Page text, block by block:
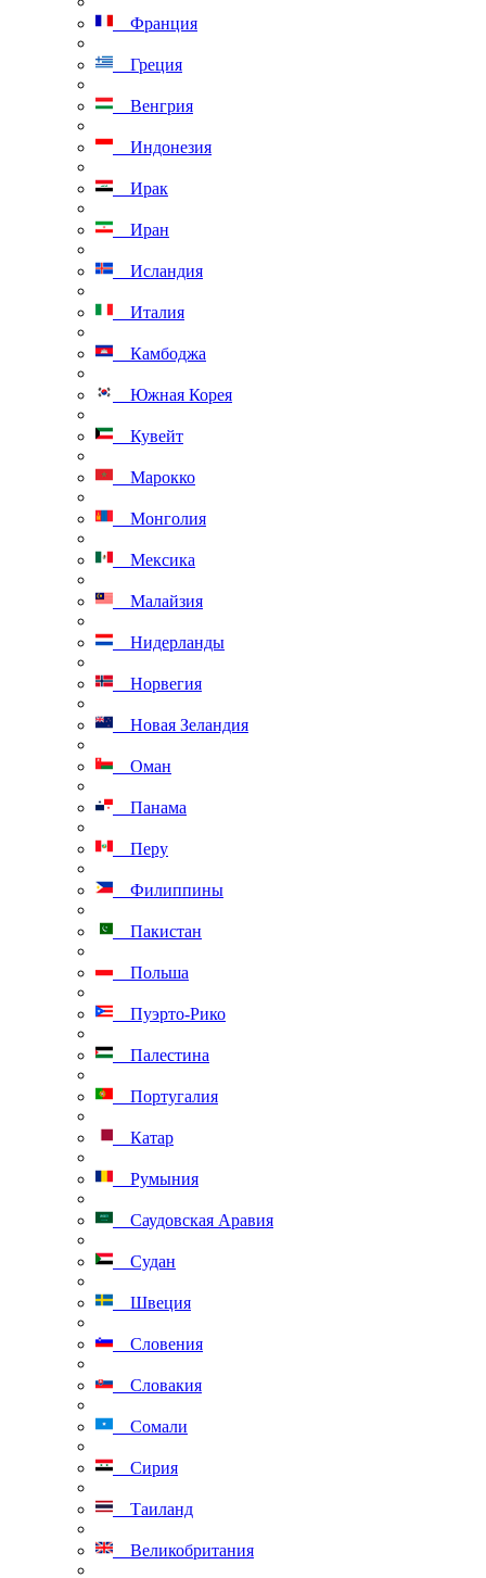
Франция
Греция
Венгрия
Индонезия
Ирак
Иран
Исландия
Италия
Камбоджа
Южная Корея
Кувейт
Марокко
Монголия
Мексика
Малайзия
Нидерланды
Норвегия
Новая Зеландия
Оман
Панама
Перу
Филиппины
Пакистан
Польша
Пуэрто-Рико
Палестина
Португалия
Катар
Румыния
Саудовская Аравия
Судан
Швеция
Словения
Словакия
Сомали
Сирия
Таиланд
Великобритания